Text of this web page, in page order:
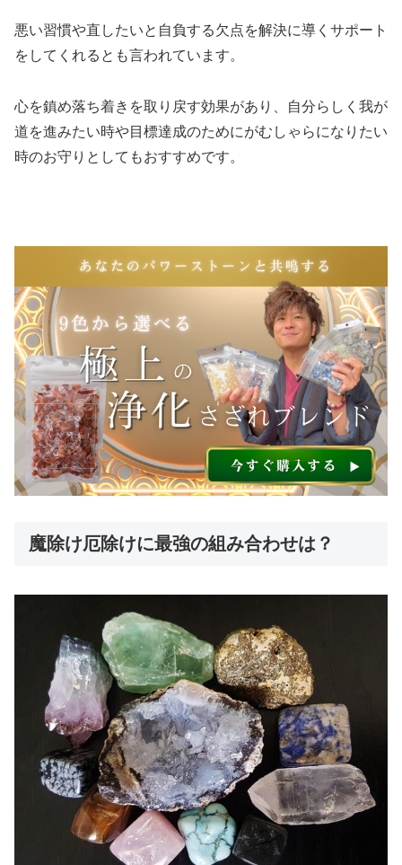
悪い習慣や直したいと自負する欠点を解決に導くサポート
をしてくれるとも言われています。
心を鎮め落ち着きを取り戻す効果があり、自分らしく我が
道を進みたい時や目標達成のためにがむしゃらになりたい
時のお守りとしてもおすすめです。
魔除け厄除けに最強の組み合わせは？